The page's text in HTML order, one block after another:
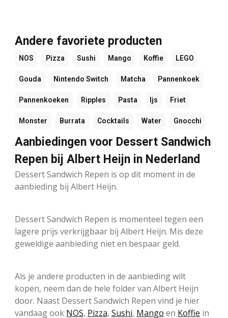
Andere favoriete producten
NOS Pizza Sushi Mango Koffie LEGO
Gouda Nintendo Switch Matcha Pannenkoek
Pannenkoeken Ripples Pasta Ijs Friet
Monster Burrata Cocktails Water Gnocchi
Aanbiedingen voor Dessert Sandwich
Repen bij Albert Heijn in Nederland
Dessert Sandwich Repen is op dit moment in de
aanbieding bij Albert Heijn.
Dessert Sandwich Repen is momenteel tegen een
lagere prijs verkrijgbaar bij Albert Heijn. Mis deze
geweldige aanbieding niet en bespaar geld.
Als je andere producten in de aanbieding wilt
kopen, neem dan de hele folder van Albert Heijn
door. Naast Dessert Sandwich Repen vind je hier
vandaag ook NOS, Pizza, Sushi, Mango en Koffie in